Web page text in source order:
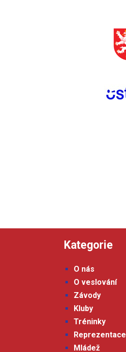
Kategorie
O nás
O veslování
Závody
Kluby
Tréninky
Reprezentace
Mládež